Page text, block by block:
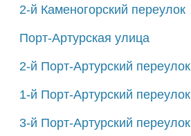
2-й Каменогорский переулок
Порт-Артурская улица
2-й Порт-Артурский переулок
1-й Порт-Артурский переулок
3-й Порт-Артурский переулок